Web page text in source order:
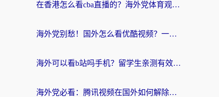
在香港怎么看cba直播的？海外党体育观赛终极指南：告别版权限制，畅享中文解说
海外党别愁！国外怎么看优酷视频？一招解决追剧、看直播难题
海外可以看b站吗手机？留学生亲测有效的回国加速指南
海外党必看：腾讯视频在国外如何解除地域限制？附优酷咪咕使用指南